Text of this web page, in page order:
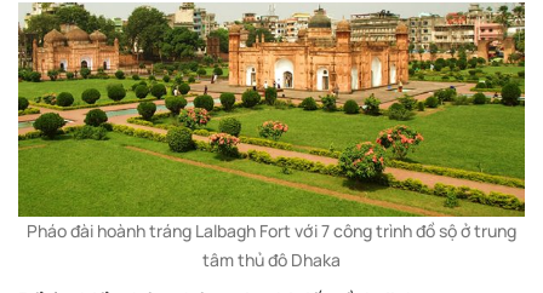
Pháo đài hoành tráng Lalbagh Fort với 7 công trình đồ sộ ở trung
tâm thủ đô Dhaka